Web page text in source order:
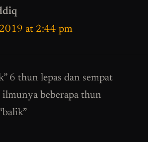
at 2:44 pm
6 thun lepas dan sempat
ilmunya beberapa thun